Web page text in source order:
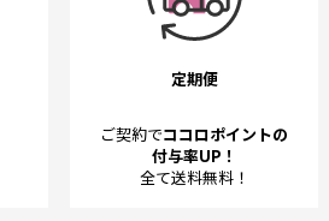
定期便
ご契約でココロポイントの
付与率UP！
全て送料無料！